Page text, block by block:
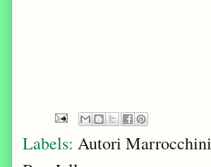
Labels: Autori Marrocchini